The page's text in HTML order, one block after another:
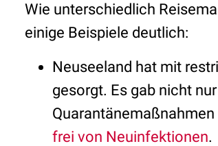
Wie unterschiedlich
einige Beispiele deutlich:
Neuseeland hat mit
gesorgt. Es gab nicht
frei von Neuinfektionen.